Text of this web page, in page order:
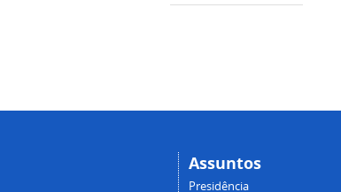
Assuntos
Presidência